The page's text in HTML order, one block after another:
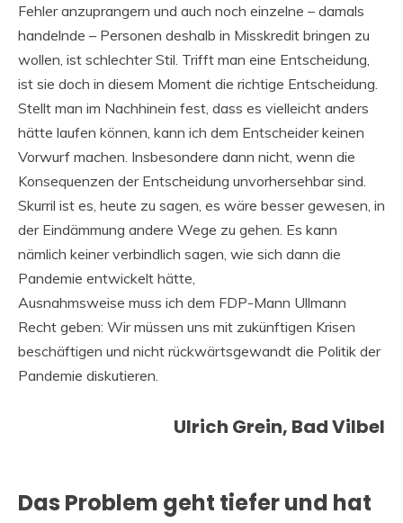
Fehler anzuprangern und auch noch einzelne – damals
handelnde – Personen deshalb in Misskredit bringen zu
wollen, ist schlechter Stil. Trifft man eine Entscheidung,
ist sie doch in diesem Moment die richtige Entscheidung.
Stellt man im Nachhinein fest, dass es vielleicht anders
hätte laufen können, kann ich dem Entscheider keinen
Vorwurf machen. Insbesondere dann nicht, wenn die
Konsequenzen der Entscheidung unvorhersehbar sind.
Skurril ist es, heute zu sagen, es wäre besser gewesen, in
der Eindämmung andere Wege zu gehen. Es kann
nämlich keiner verbindlich sagen, wie sich dann die
Pandemie entwickelt hätte,
Ausnahmsweise muss ich dem FDP-Mann Ullmann
Recht geben: Wir müssen uns mit zukünftigen Krisen
beschäftigen und nicht rückwärtsgewandt die Politik der
Pandemie diskutieren.
Ulrich Grein, Bad Vilbel
Das Problem geht tiefer und hat